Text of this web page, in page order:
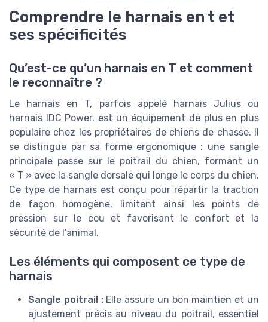
Comprendre le harnais en t et
ses spécificités
Qu’est-ce qu’un harnais en T et comment
le reconnaître ?
Le harnais en T, parfois appelé harnais Julius ou
harnais IDC Power, est un équipement de plus en plus
populaire chez les propriétaires de chiens de chasse. Il
se distingue par sa forme ergonomique : une sangle
principale passe sur le poitrail du chien, formant un
« T » avec la sangle dorsale qui longe le corps du chien.
Ce type de harnais est conçu pour répartir la traction
de façon homogène, limitant ainsi les points de
pression sur le cou et favorisant le confort et la
sécurité de l’animal.
Les éléments qui composent ce type de
harnais
Sangle poitrail :Elle assure un bon maintien et un
ajustement précis au niveau du poitrail, essentiel